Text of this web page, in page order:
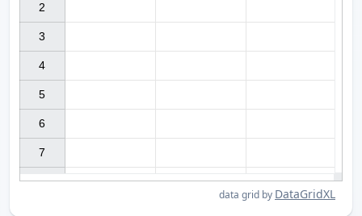
2
3
4
5
6
7
data grid by DataGridXL